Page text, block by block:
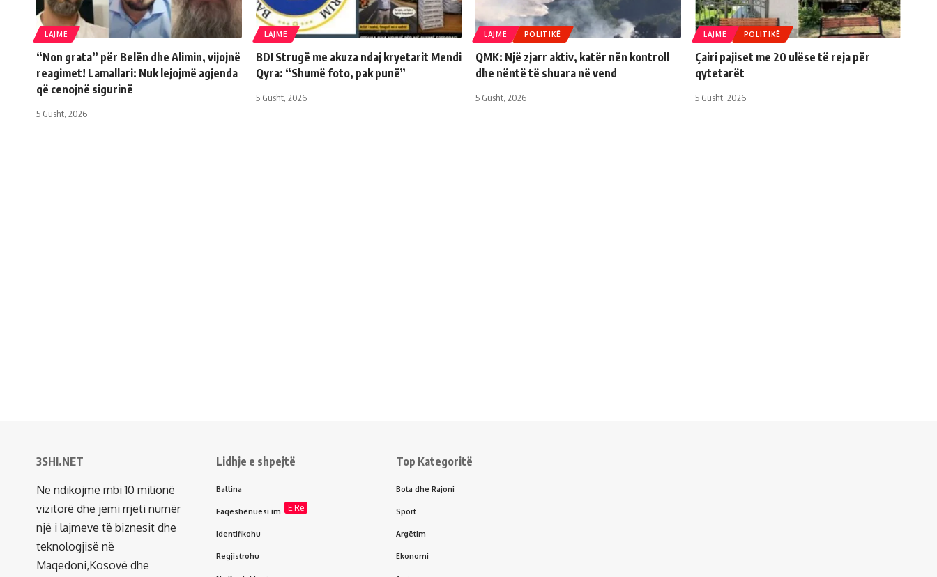
LAJME
“Non grata” për Belën dhe Alimin, vijojnë
reagimet! Lamallari: Nuk lejojmë agjenda
që cenojnë sigurinë
5 Gusht, 2026
LAJME
BDI Strugë me akuza ndaj kryetarit Mendi
Qyra: “Shumë foto, pak punë”
5 Gusht, 2026
LAJME POLITIKË
QMK: Një zjarr aktiv, katër nën kontroll
dhe nëntë të shuara në vend
5 Gusht, 2026
LAJME POLITIKË
Çairi pajiset me 20 ulëse të reja për
qytetarët
5 Gusht, 2026
3SHI.NET
Ne ndikojmë mbi 10 milionë
vizitorë dhe jemi rrjeti numër
një i lajmeve të biznesit dhe
teknologjisë në
Maqedoni,Kosovë dhe
Lidhje e shpejtë
Ballina
Faqeshënuesi im E Re
Identifikohu
Regjistrohu
Top Kategoritë
Bota dhe Rajoni
Sport
Argëtim
Ekonomi